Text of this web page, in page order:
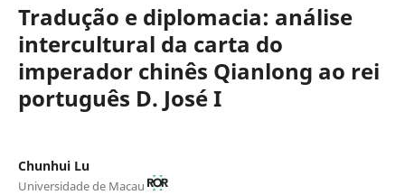
Tradução e diplomacia: análise
intercultural da carta do
imperador chinês Qianlong ao rei
português D. José I
Chunhui Lu
Universidade de Macau